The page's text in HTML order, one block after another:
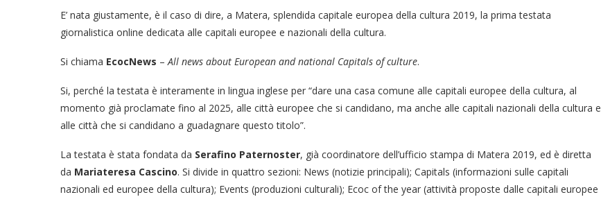
E’ nata giustamente, è il caso di dire, a Matera, splendida capitale europea della cultura 2019, la prima testata
giornalistica online dedicata alle capitali europee e nazionali della cultura.
Si chiama EcocNews –All news about European and national Capitals of culture.
Si, perché la testata è interamente in lingua inglese per “dare una casa comune alle capitali europee della cultura, al
momento già proclamate fino al 2025, alle città europee che si candidano, ma anche alle capitali nazionali della cultura e
alle città che si candidano a guadagnare questo titolo”.
La testata è stata fondata da Serafino Paternoster, già coordinatore dell’ufficio stampa di Matera 2019, ed è diretta
da Mariateresa Cascino. Si divide in quattro sezioni: News (notizie principali); Capitals (informazioni sulle capitali
nazionali ed europee della cultura); Events (produzioni culturali); Ecoc of the year (attività proposte dalle capitali europee